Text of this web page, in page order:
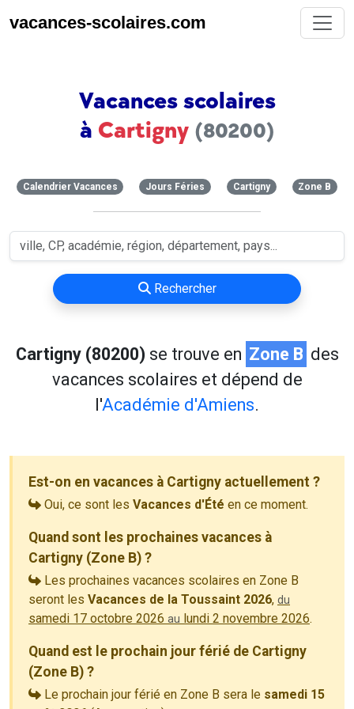
vacances-scolaires.com
Vacances scolaires
à Cartigny (80200)
Calendrier Vacances Jours Féries Cartigny Zone B
Rechercher
Cartigny (80200) se trouve en Zone B des
vacances scolaires et dépend de
l'Académie d'Amiens.
Est-on en vacances à Cartigny actuellement ?
Oui, ce sont les Vacances d'Été en ce moment.
Quand sont les prochaines vacances à
Cartigny (Zone B) ?
Les prochaines vacances scolaires en Zone B
seront les Vacances de la Toussaint 2026, du
samedi 17 octobre 2026 au lundi 2 novembre 2026.
Quand est le prochain jour férié de Cartigny
(Zone B) ?
Le prochain jour férié en Zone B sera le samedi 15